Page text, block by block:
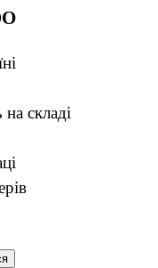
складі